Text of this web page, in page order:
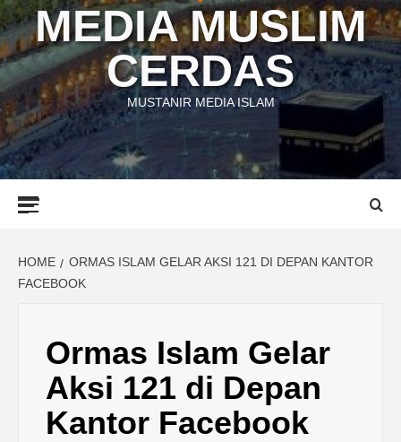
MEDIA MUSLIM
CERDAS
MUSTANIR MEDIA ISLAM
HOME
ORMAS ISLAM GELAR AKSI 121 DI DEPAN KANTOR
FACEBOOK
Ormas Islam Gelar
Aksi 121 di Depan
Kantor Facebook